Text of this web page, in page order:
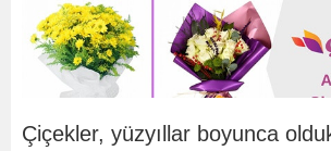
Çiçekler, yüzyıllar boyunca